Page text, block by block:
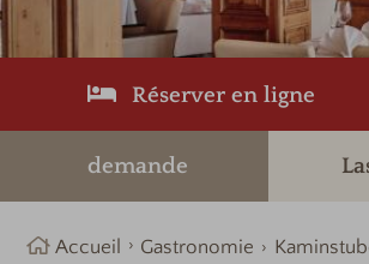
Réserver en ligne
demande
Accueil Gastronomie